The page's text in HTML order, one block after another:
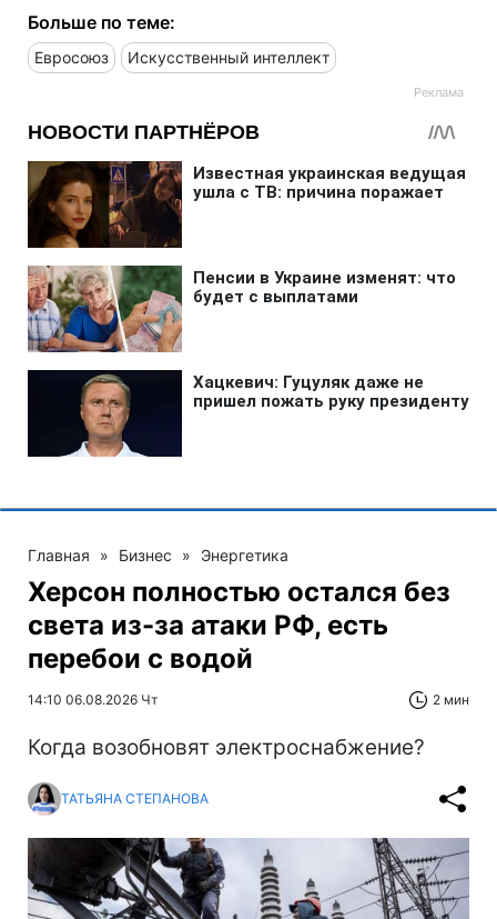
Больше по теме:
Евросоюз Искусственный интеллект
Главная » Бизнес » Энергетика
Херсон полностью остался без
света из-за атаки РФ, есть
перебои с водой
14:10 06.08.2026 Чт 2 мин
Когда возобновят электроснабжение?
ТАТЬЯНА СТЕПАНОВА